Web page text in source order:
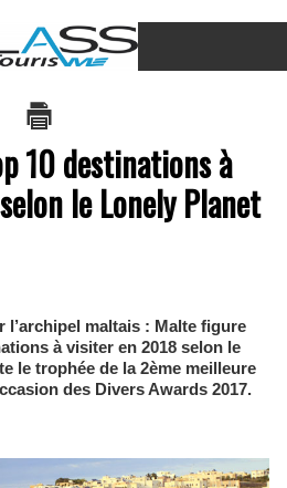
10 destinations à
le Lonely Planet
l’archipel maltais : Malte figure
à visiter en 2018 selon le
le trophée de la 2ème meilleure
des Divers Awards 2017.